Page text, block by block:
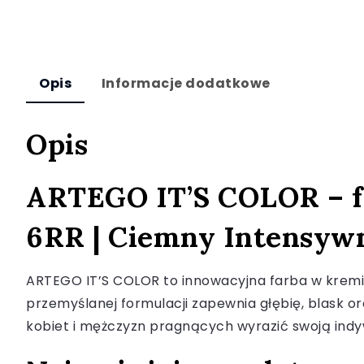
Opis Informacje dodatkowe
Opis
ARTEGO IT’S COLOR
6RR | Ciemny
ARTEGO IT’S COLOR to innowacyjna farba w
przemyślanej formulacji zapewnia głębię, blask
kobiet i mężczyzn pragnących wyrazić swoją